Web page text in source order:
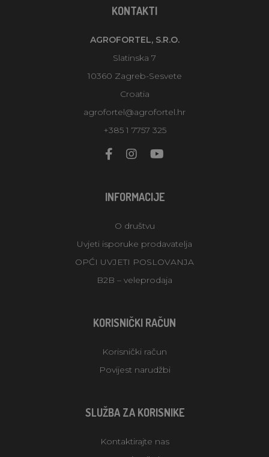
KONTAKTI
AGROFORTEL, S.R.O.
Slatinska 7
10360 Zagreb-Sesvete
Croatia
agrofortel@agrofortel.hr
+385 1 7757 325
INFORMACIJE
O društvu
Uvjeti isporuke prodavatelja
OPĆI UVJETI POSLOVANJA
B2B – veleprodaja
KORISNIČKI RAČUN
Korisnički račun
Povijest narudžbi
SLUŽBA ZA KORISNIKE
Kontaktirajte nas